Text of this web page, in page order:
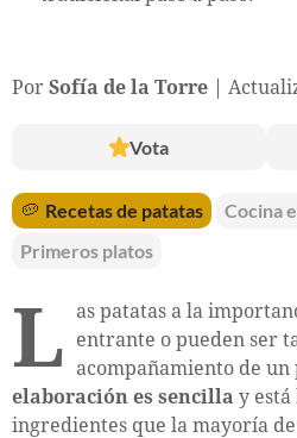
Por Sofía de la Torre
Vota
🥔 Recetas de patatas
Cocina
Primeros platos
L as patatas a la
entrante o pueden ser
acompañamiento de
elaboración es sencilla y está
ingredientes que la mayoría